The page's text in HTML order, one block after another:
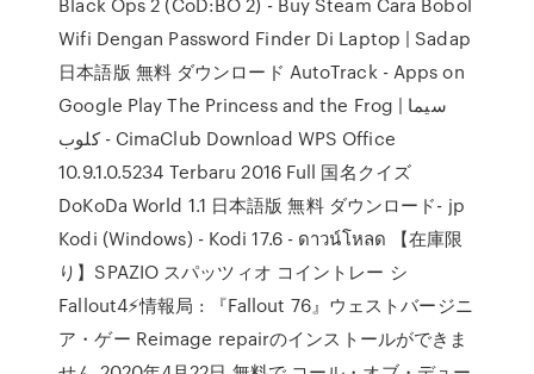
Wifi Dengan Password Finder Di Laptop | Sadap
日本語版 無料 ダウンロード AutoTrack - Apps on
Google Play The Princess and the Frog | سيما
كلوب - CimaClub Download WPS Office
10.9.1.0.5234 Terbaru 2016 Full 国名クイズ
DoKoDa World 1.1 日本語版 無料 ダウンロード- jp
Kodi (Windows) - Kodi 17.6 - ดาวน์โหลด 【在庫限
り】SPAZIO スパッツィオ コイントレー シ
Fallout4⚡情報局 : 『Fallout 76』ウェストバージニ
ア・ゲー Reimage repairのインストールができま